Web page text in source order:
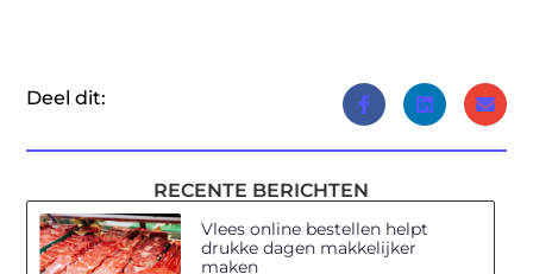
Deel dit:
RECENTE BERICHTEN
Vlees online bestellen helpt
drukke dagen makkelijker
maken